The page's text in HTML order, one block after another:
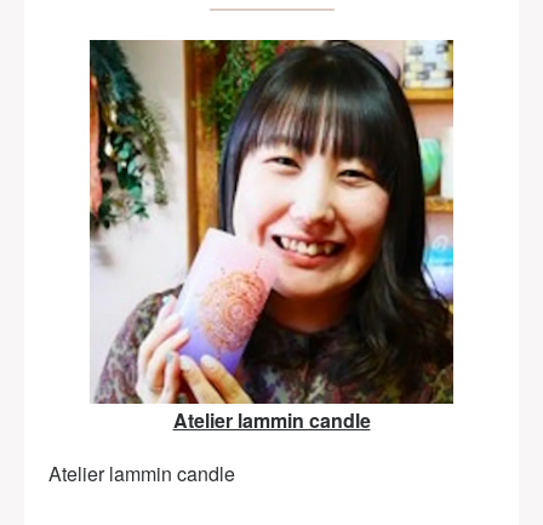
Atelier lammin candle
Atelier lammin candle